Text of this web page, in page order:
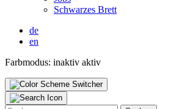
Schwar­zes Brett
de
en
Farbmodus: inaktiv aktiv